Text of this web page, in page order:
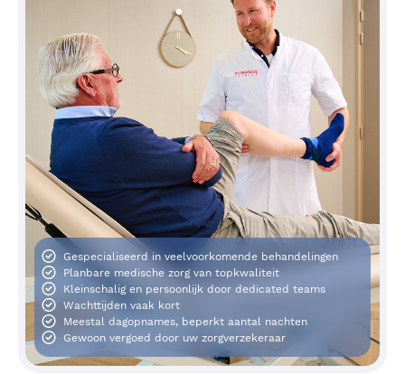
Gespecialiseerd in veelvoorkomende behandelingen
Planbare medische zorg van topkwaliteit
Kleinschalig en persoonlijk door dedicated teams
Wachttijden vaak kort
Meestal dagopnames, beperkt aantal nachten
Gewoon vergoed door uw zorgverzekeraar